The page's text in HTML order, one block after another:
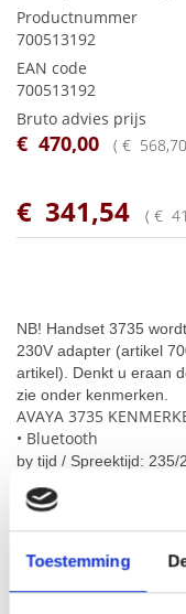
Toestemming
Productnummer
700513192
EAN code
700513192
Bruto advies prijs
€ 470,00 ( € 568,70
€ 341,54 ( €
NB! Handset 3735
230V adapter (artikel
artikel) . Denkt u eraan
zie onder kenmerken.
AVAYA 3735
•
by tijd / Spreektijd:
• Push-
Interactieve messaging
•
•
Gecentraliseerd beheer